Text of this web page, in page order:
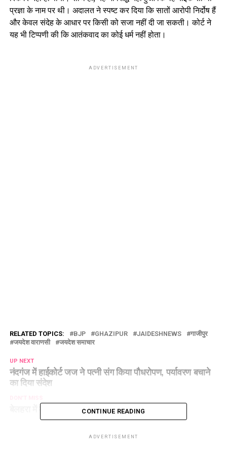
प्रज्ञा के नाम पर थी। अदालत ने स्पष्ट कर दिया कि सातों आरोपी निर्दोष हैं
और केवल संदेह के आधार पर किसी को सजा नहीं दी जा सकती। कोर्ट ने
यह भी टिप्पणी की कि आतंकवाद का कोई धर्म नहीं होता।
ADVERTISEMENT
RELATED TOPICS: BJP GHAZIPUR JAIDESHNEWS
गाजीपुर
जयदेश वाराणसी
जयदेश समाचार
UP NEXT
नंदगंज में हाईकोर्ट जज ने पत्नी संग किया पौधरोपण, पर्यावरण बचाने
का दिया संदेश
बेलहरा में मनरेगा घोटाले की शिकायत, हरकत में प्रशासन
CONTINUE READING
ADVERTISEMENT